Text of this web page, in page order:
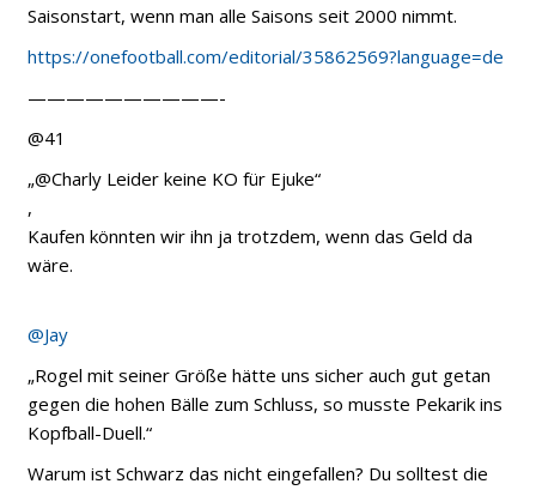
Saisonstart, wenn man alle Saisons seit 2000 nimmt.
https://onefootball.com/editorial/35862569?language=de
——————————-
@41
„@Charly Leider keine KO für Ejuke“
,
Kaufen könnten wir ihn ja trotzdem, wenn das Geld da
wäre.
@Jay
„Rogel mit seiner Größe hätte uns sicher auch gut getan
gegen die hohen Bälle zum Schluss, so musste Pekarik ins
Kopfball-Duell.“
Warum ist Schwarz das nicht eingefallen? Du solltest die